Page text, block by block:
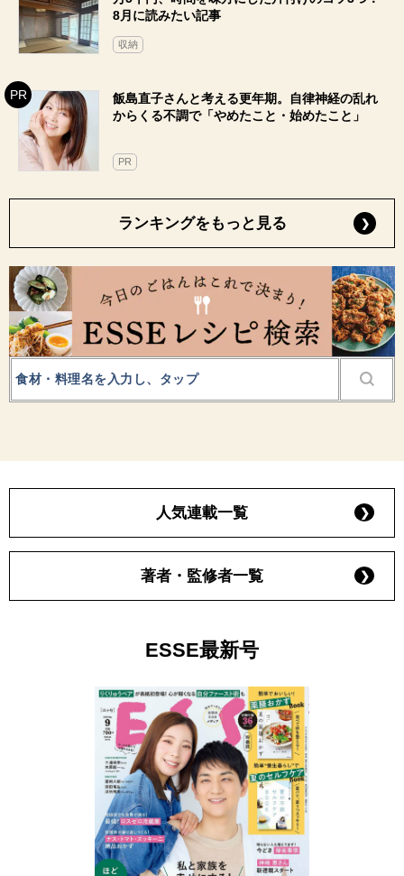
8月に読みたい記事
収納
飯島直子さんと考える更年期。自律神経の乱れ
からくる不調で「やめたこと・始めたこと」
PR
ランキングをもっと見る
人気連載一覧
著者・監修者一覧
ESSE最新号